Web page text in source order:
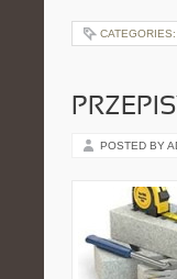
CATEGORIES:
POSTED BY